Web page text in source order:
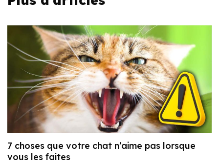
7 choses que votre chat n’aime pas lorsque
vous les faites